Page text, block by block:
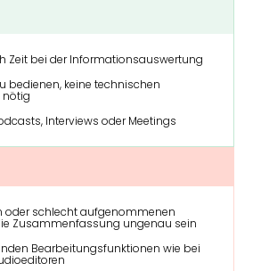
Zeit bei der Informationsauswertung
bedienen, keine technischen
nötig
Interviews oder Meetings
oder schlecht aufgenommenen
Zusammenfassung ungenau sein
Bearbeitungsfunktionen wie bei